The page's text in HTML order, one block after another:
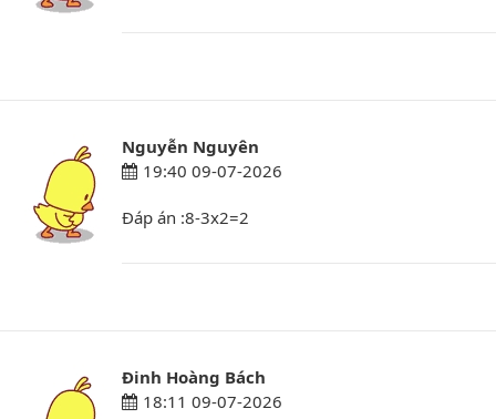
Nguyễn Nguyên
19:40 09-07-2026
Đáp án :8-3x2=2
Đinh Hoàng Bách
18:11 09-07-2026